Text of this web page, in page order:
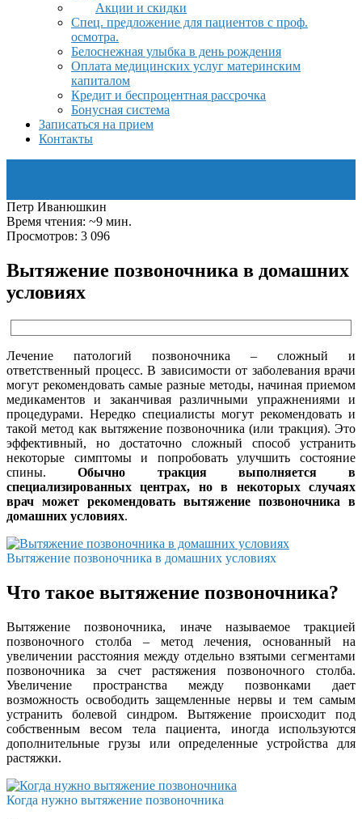
Акции и скидки
Спец. предложение для пациентов с проф.
осмотра.
Белоснежная улыбка в день рождения
Оплата медицинских услуг материнским
капиталом
Кредит и беспроцентная рассрочка
Бонусная система
Записаться на прием
Контакты
Петр Иванюшкин
Время чтения: ~9 мин.
Просмотров: 3 096
Вытяжение позвоночника в домашних
условиях
Лечение патологий позвоночника – сложный и
ответственный процесс. В зависимости от заболевания врачи
могут рекомендовать самые разные методы, начиная приемом
медикаментов и заканчивая различными упражнениями и
процедурами. Нередко специалисты могут рекомендовать и
такой метод как вытяжение позвоночника (или тракция). Это
эффективный, но достаточно сложный способ устранить
некоторые симптомы и попробовать улучшить состояние
спины.Обычно тракция выполняется в
специализированных центрах, но в некоторых случаях
врач может рекомендовать вытяжение позвоночника в
домашних условиях.
Вытяжение позвоночника в домашних условиях
Что такое вытяжение позвоночника?
Вытяжение позвоночника, иначе называемое тракцией
позвоночного столба – метод лечения, основанный на
увеличении расстояния между отдельно взятыми сегментами
позвоночника за счет растяжения позвоночного столба.
Увеличение пространства между позвонками дает
возможность освободить защемленные нервы и тем самым
устранить болевой синдром. Вытяжение происходит под
собственным весом тела пациента, иногда используются
дополнительные грузы или определенные устройства для
растяжки.
Когда нужно вытяжение позвоночника